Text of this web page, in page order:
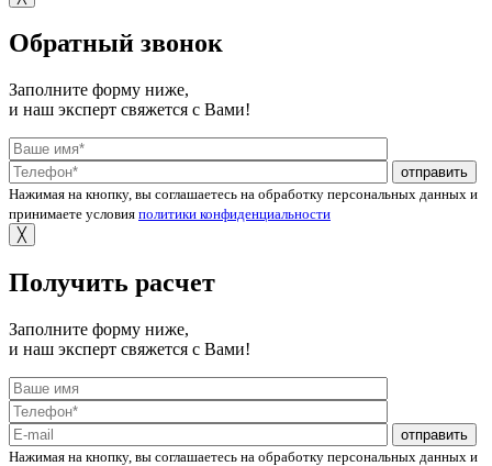
Обратный звонок
Заполните форму ниже,
и наш эксперт свяжется с Вами!
отправить
Нажимая на кнопку, вы соглашаетесь на обработку персональных данных и
принимаете условия политики конфиденциальности
╳
Получить расчет
Заполните форму ниже,
и наш эксперт свяжется с Вами!
отправить
Нажимая на кнопку, вы соглашаетесь на обработку персональных данных и